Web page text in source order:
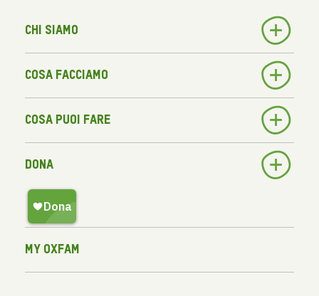
Chi siamo
Cosa facciamo
Cosa puoi fare
Dona
My Oxfam